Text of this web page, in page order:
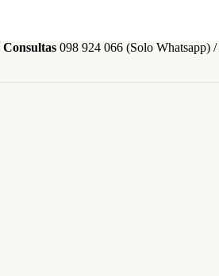
Consultas098 924 066 (Solo Whatsapp) /